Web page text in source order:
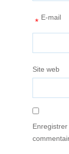
E-mail
*
Site web